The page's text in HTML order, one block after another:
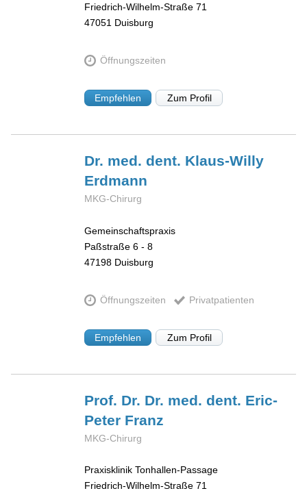
Friedrich-Wilhelm-Straße 71
47051 Duisburg
Öffnungszeiten
Empfehlen Zum Profil
Dr. med. dent. Klaus-Willy
Erdmann
MKG-Chirurg
Gemeinschaftspraxis
Paßstraße 6 - 8
47198 Duisburg
Öffnungszeiten Privatpatienten
Empfehlen Zum Profil
Prof. Dr. Dr. med. dent. Eric-
Peter Franz
MKG-Chirurg
Praxisklinik Tonhallen-Passage
Friedrich-Wilhelm-Straße 71